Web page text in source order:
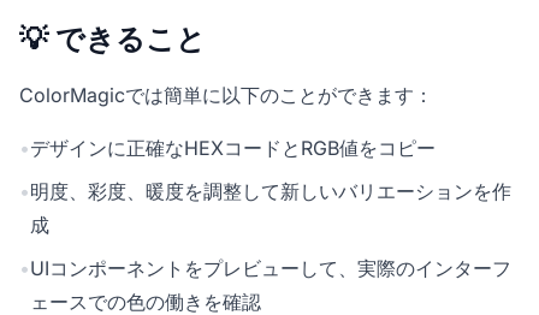
💡 できること
ColorMagicでは簡単に以下のことができます：
•デザインに正確なHEXコードとRGB値をコピー
•明度、彩度、暖度を調整して新しいバリエーションを作
成
•UIコンポーネントをプレビューして、実際のインターフ
ェースでの色の働きを確認